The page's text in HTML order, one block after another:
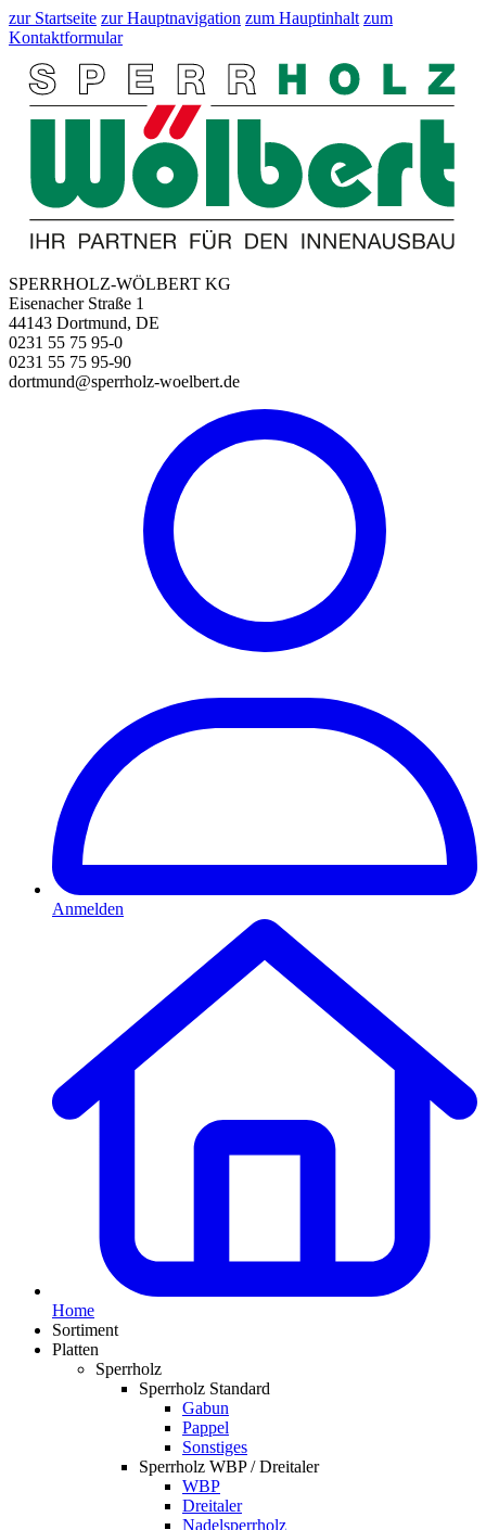
zur Startseite zur Hauptnavigation zum Hauptinhalt zum
Kontaktformular
SPERRHOLZ-WÖLBERT KG
Eisenacher Straße 1
44143 Dortmund, DE
0231 55 75 95-0
0231 55 75 95-90
dortmund@sperrholz-woelbert.de
Anmelden
Home
Sortiment
Platten
Sperrholz
Sperrholz Standard
Gabun
Pappel
Sonstiges
Sperrholz WBP / Dreitaler
WBP
Dreitaler
Nadelsperrholz